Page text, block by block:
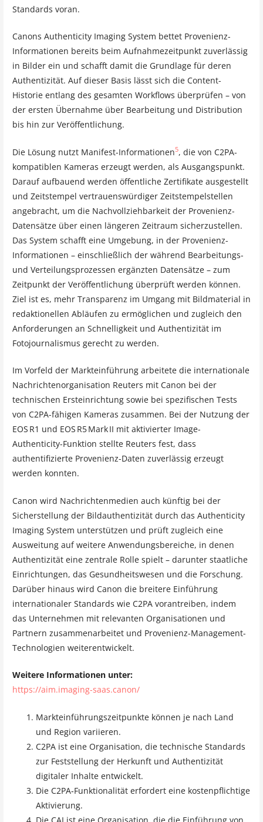
Standards voran.
Canons Authenticity Imaging System bettet Provenienz-
Informationen bereits beim Aufnahmezeitpunkt zuverlässig
in Bilder ein und schafft damit die Grundlage für deren
Authentizität. Auf dieser Basis lässt sich die Content-
Historie entlang des gesamten Workflows überprüfen – von
der ersten Übernahme über Bearbeitung und Distribution
bis hin zur Veröffentlichung.
Die Lösung nutzt Manifest-Informationen5, die von C2PA-
kompatiblen Kameras erzeugt werden, als Ausgangspunkt.
Darauf aufbauend werden öffentliche Zertifikate ausgestellt
und Zeitstempel vertrauenswürdiger Zeitstempelstellen
angebracht, um die Nachvollziehbarkeit der Provenienz-
Datensätze über einen längeren Zeitraum sicherzustellen.
Das System schafft eine Umgebung, in der Provenienz-
Informationen – einschließlich der während Bearbeitungs-
und Verteilungsprozessen ergänzten Datensätze – zum
Zeitpunkt der Veröffentlichung überprüft werden können.
Ziel ist es, mehr Transparenz im Umgang mit Bildmaterial in
redaktionellen Abläufen zu ermöglichen und zugleich den
Anforderungen an Schnelligkeit und Authentizität im
Fotojournalismus gerecht zu werden.
Im Vorfeld der Markteinführung arbeitete die internationale
Nachrichtenorganisation Reuters mit Canon bei der
technischen Ersteinrichtung sowie bei spezifischen Tests
von C2PA-fähigen Kameras zusammen. Bei der Nutzung der
EOS R1 und EOS R5 Mark II mit aktivierter Image-
Authenticity-Funktion stellte Reuters fest, dass
authentifizierte Provenienz-Daten zuverlässig erzeugt
werden konnten.
Canon wird Nachrichtenmedien auch künftig bei der
Sicherstellung der Bildauthentizität durch das Authenticity
Imaging System unterstützen und prüft zugleich eine
Ausweitung auf weitere Anwendungsbereiche, in denen
Authentizität eine zentrale Rolle spielt – darunter staatliche
Einrichtungen, das Gesundheitswesen und die Forschung.
Darüber hinaus wird Canon die breitere Einführung
internationaler Standards wie C2PA vorantreiben, indem
das Unternehmen mit relevanten Organisationen und
Partnern zusammenarbeitet und Provenienz-Management-
Technologien weiterentwickelt.
Weitere Informationen unter:
https://aim.imaging-saas.canon/
Markteinführungszeitpunkte können je nach Land
und Region variieren.
C2PA ist eine Organisation, die technische Standards
zur Feststellung der Herkunft und Authentizität
digitaler Inhalte entwickelt.
Die C2PA‑Funktionalität erfordert eine kostenpflichtige
Aktivierung.